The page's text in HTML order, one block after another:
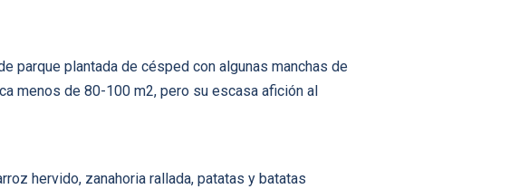
parque plantada de césped con algunas manchas de
menos de 80-100 m2, pero su escasa afición al
hervido, zanahoria rallada, patatas y batatas